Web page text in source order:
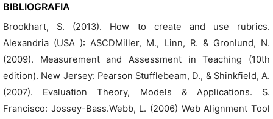
BIBLIOGRAFIA
Brookhart, S. (2013). How to create and use rubrics.
Alexandria (USA ): ASCDMiller, M., Linn, R. & Gronlund, N.
(2009). Measurement and Assessment in Teaching (10th
edition). New Jersey: Pearson Stufflebeam, D., & Shinkfield, A.
(2007). Evaluation Theory, Models & Applications. S.
Francisco: Jossey-Bass.Webb, L. (2006) Web Alignment Tool